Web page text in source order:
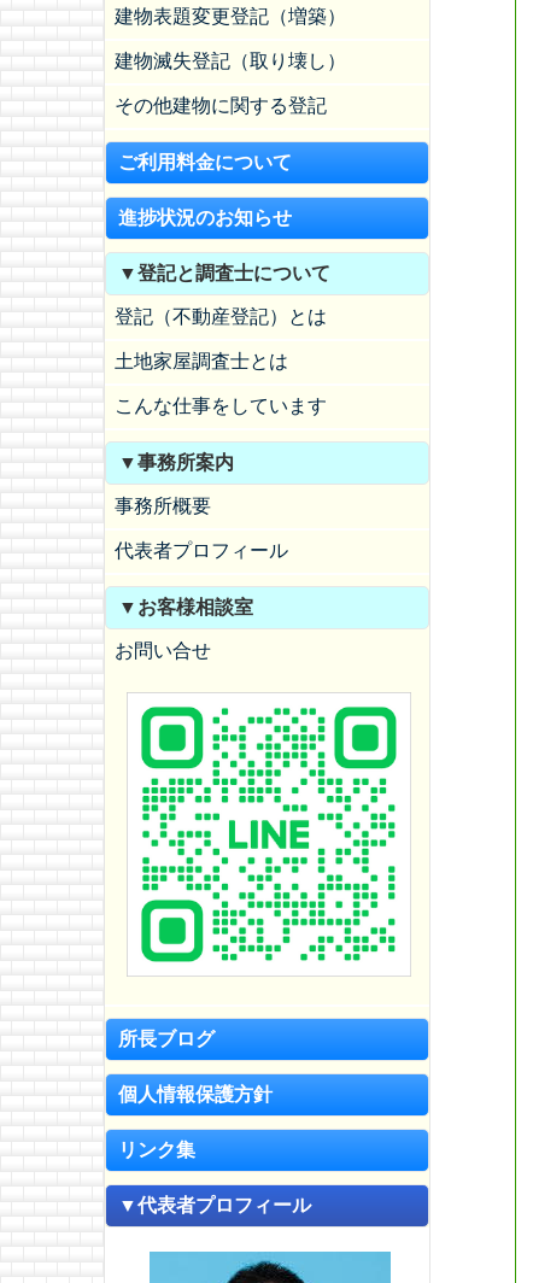
建物表題変更登記（増築）
建物滅失登記（取り壊し）
その他建物に関する登記
ご利用料金について
進捗状況のお知らせ
▼登記と調査士について
登記（不動産登記）とは
土地家屋調査士とは
こんな仕事をしています
▼事務所案内
事務所概要
代表者プロフィール
▼お客様相談室
お問い合せ
所長ブログ
個人情報保護方針
リンク集
▼代表者プロフィール